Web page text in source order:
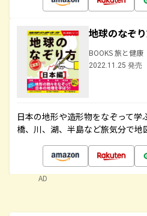
地球のなぞ
BOOKS 旅と健康
2022.11.25 発売
日本の地形や造形物をなぞって
橋、川、湖、半島など旅気分で地
AD